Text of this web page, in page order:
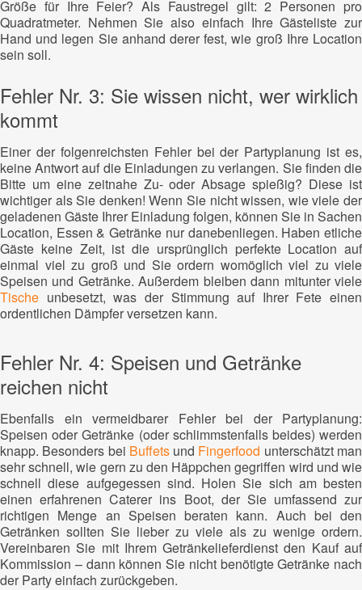
Größe für Ihre Feier? Als Faustregel gilt: 2 Personen pro
Quadratmeter. Nehmen Sie also einfach Ihre Gästeliste zur
Hand und legen Sie anhand derer fest, wie groß Ihre Location
sein soll.
Fehler Nr. 3: Sie wissen nicht, wer wirklich
kommt
Einer der folgenreichsten Fehler bei der Partyplanung ist es,
keine Antwort auf die Einladungen zu verlangen. Sie finden die
Bitte um eine zeitnahe Zu- oder Absage spießig? Diese ist
wichtiger als Sie denken! Wenn Sie nicht wissen, wie viele der
geladenen Gäste Ihrer Einladung folgen, können Sie in Sachen
Location, Essen & Getränke nur danebenliegen. Haben etliche
Gäste keine Zeit, ist die ursprünglich perfekte Location auf
einmal viel zu groß und Sie ordern womöglich viel zu viele
Speisen und Getränke. Außerdem bleiben dann mitunter viele
Tische unbesetzt, was der Stimmung auf Ihrer Fete einen
ordentlichen Dämpfer versetzen kann.
Fehler Nr. 4: Speisen und Getränke
reichen nicht
Ebenfalls ein vermeidbarer Fehler bei der Partyplanung:
Speisen oder Getränke (oder schlimmstenfalls beides) werden
knapp. Besonders bei Buffetsund Fingerfood unterschätzt man
sehr schnell, wie gern zu den Häppchen gegriffen wird und wie
schnell diese aufgegessen sind. Holen Sie sich am besten
einen erfahrenen Caterer ins Boot, der Sie umfassend zur
richtigen Menge an Speisen beraten kann. Auch bei den
Getränken sollten Sie lieber zu viele als zu wenige ordern.
Vereinbaren Sie mit Ihrem Getränkelieferdienst den Kauf auf
Kommission – dann können Sie nicht benötigte Getränke nach
der Party einfach zurückgeben.